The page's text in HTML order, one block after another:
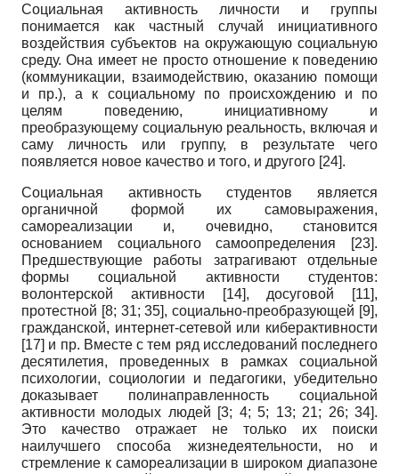
Социальная активность личности и группы
понимается как частный случай инициативного
воздействия субъектов на окружающую социальную
среду. Она имеет не просто отношение к поведению
(коммуникации, взаимодействию, оказанию помощи
и пр.), а к социальному по происхождению и по
целям поведению, инициативному и
преобразующему социальную реальность, включая и
саму личность или группу, в результате чего
появляется новое качество и того, и другого [24].
Социальная активность студентов является
органичной формой их самовыражения,
самореализации и, очевидно, становится
основанием социального самоопределения
[23].
Предшествующие работы затрагивают отдельные
формы социальной активности студентов:
волонтерской активности
[14], досуговой [11],
протестной [8; 31; 35], социально-преобразующей [9],
гражданской, интернет-сетевой или киберактивности
[17] и пр. Вместе с тем ряд исследований последнего
десятилетия, проведенных в рамках социальной
психологии, социологии и педагогики, убедительно
доказывает полинаправленность социальной
активности молодых людей [3; 4; 5; 13; 21; 26; 34].
Это качество отражает не только их поиски
наилучшего способа жизнедеятельности, но и
стремление к самореализации в широком диапазоне